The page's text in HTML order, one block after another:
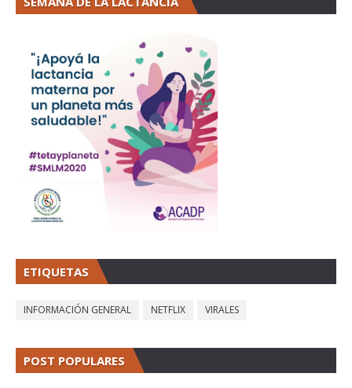
ETIQUETAS
INFORMACIÓN GENERAL NETFLIX VIRALES
POST POPULARES